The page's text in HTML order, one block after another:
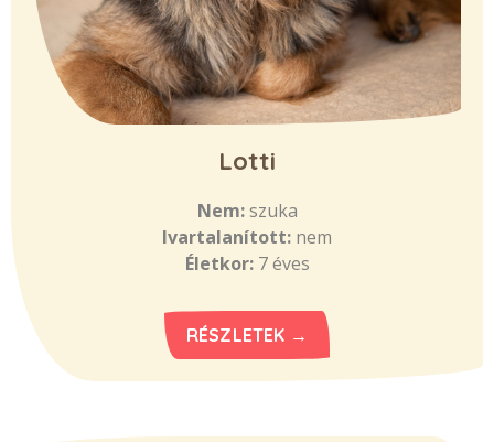
Lotti
Nem:szuka
Ivartalanított: nem
Életkor:7 éves
RÉSZLETEK →